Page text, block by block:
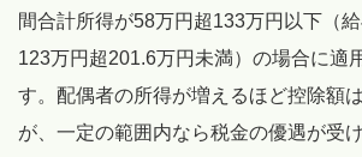
間合計所得が58万円超133万円以下（
123万円超201.6万円未満）の場合に適
す。配偶者の所得が増えるほど控除額
が、一定の範囲内なら税金の優遇が受け